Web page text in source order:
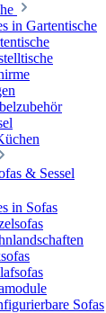
in Gartentische
& Sessel
in Sofas
Sofas